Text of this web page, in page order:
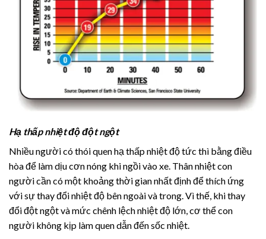
Hạ thấp nhiệt độ đột ngột
Nhiều người có thói quen hạ thấp nhiệt độ tức thì bằng điều
hòa để làm dịu cơn nóng khi ngồi vào xe. Thân nhiệt con
người cần có một khoảng thời gian nhất định để thích ứng
với sự thay đổi nhiệt độ bên ngoài và trong. Vì thế, khi thay
đổi đột ngột và mức chênh lệch nhiệt độ lớn, cơ thể con
người không kịp làm quen dẫn đến sốc nhiệt.